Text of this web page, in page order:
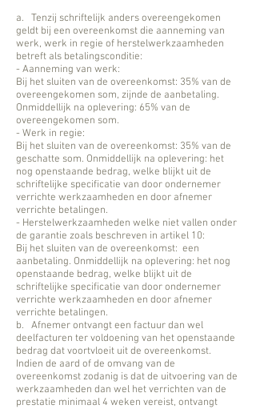
a. Tenzij schriftelijk anders overeengekomen
geldt bij een overeenkomst die aanneming van
werk, werk in regie of herstelwerkzaamheden
betreft als betalingsconditie:
- Aanneming van werk:
Bij het sluiten van de overeenkomst: 35% van de
overeengekomen som, zijnde de aanbetaling.
Onmiddellijk na oplevering: 65% van de
overeengekomen som.
- Werk in regie:
Bij het sluiten van de overeenkomst: 35% van de
geschatte som. Onmiddellijk na oplevering: het
nog openstaande bedrag, welke blijkt uit de
schriftelijke specificatie van door ondernemer
verrichte werkzaamheden en door afnemer
verrichte betalingen.
- Herstelwerkzaamheden welke niet vallen onder
de garantie zoals beschreven in artikel 10:
Bij het sluiten van de overeenkomst: een
aanbetaling. Onmiddellijk na oplevering: het nog
openstaande bedrag, welke blijkt uit de
schriftelijke specificatie van door ondernemer
verrichte werkzaamheden en door afnemer
verrichte betalingen.
b. Afnemer ontvangt een factuur dan wel
deelfacturen ter voldoening van het openstaande
bedrag dat voortvloeit uit de overeenkomst.
Indien de aard of de omvang van de
overeenkomst zodanig is dat de uitvoering van de
werkzaamheden dan wel het verrichten van de
prestatie minimaal 4 weken vereist, ontvangt